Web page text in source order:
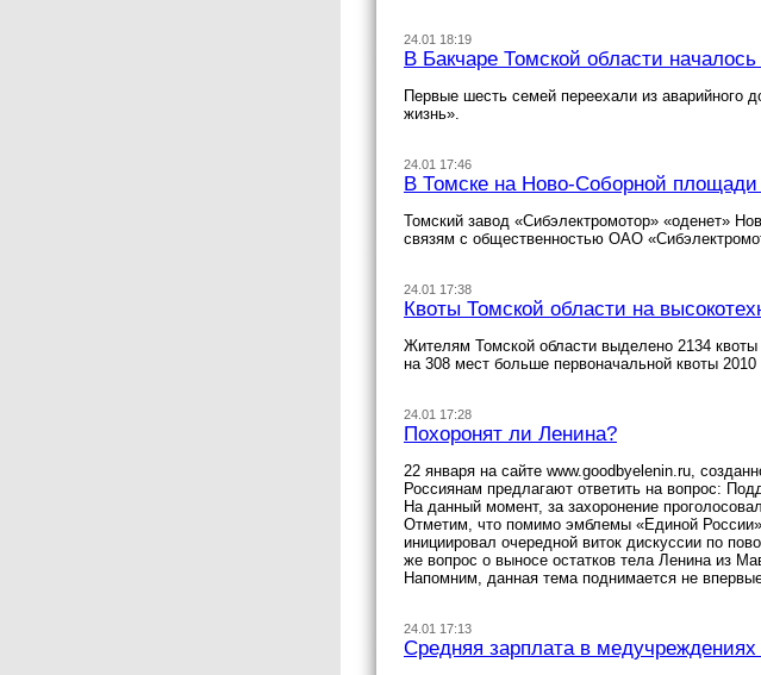
24.01 18:19
В Бакчаре Томской области
Первые шесть семей переехали из аварийного
жизнь».
24.01 17:46
В Томске на Ново-Соборной площади
Томский завод «Сибэлектромотор» «оденет»
связям с общественностью ОАО
24.01 17:38
Квоты Томской области на
Жителям Томской области выделено 2134
на 308 мест больше первоначальной квоты
24.01 17:28
Похоронят ли Ленина?
22 января на сайте www.goodbyelenin.ru,
Россиянам предлагают ответить на вопрос:
На данный момент, за захоронение
Отметим, что помимо эмблемы «Единой
инициировал очередной виток дискуссии по
же вопрос о выносе остатков тела Ленина из
Напомним, данная тема поднимается не
24.01 17:13
Средняя зарплата в